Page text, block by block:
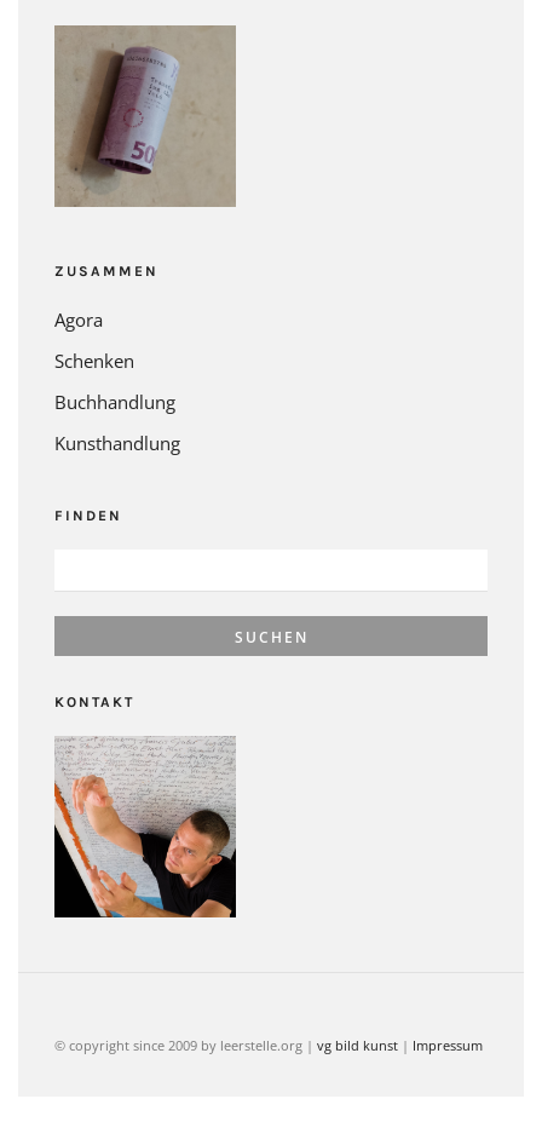
ZUSAMMEN
Agora
Schenken
Buchhandlung
Kunsthandlung
FINDEN
NACH:
KONTAKT
© copyright since 2009 by leerstelle.org | vg bild kunst | Impressum